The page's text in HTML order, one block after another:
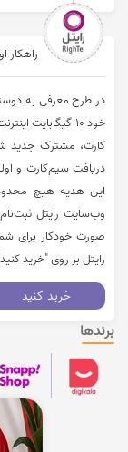
راهکار
در طرح معرفی به
کارت، مشترک جدید
دریافت سیم­‌کارت و
این هدیه هیچ
وب‌سایت رایتل
صورت خودکار برای
رایتل بر روی "خرید
خرید کنید
برندها